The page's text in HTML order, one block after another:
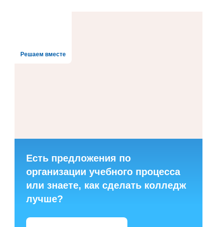
Решаем вместе
Есть предложения по
организации учебного процесса
или знаете, как сделать колледж
лучше?